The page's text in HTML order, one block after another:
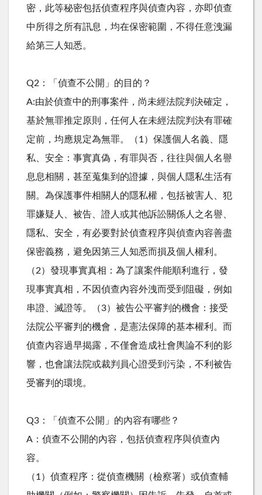
密，此等秘密包括偵查程序與偵查內容，亦即偵查
中所得之所有訊息，均在保密範圍，不得任意洩漏
給第三人知悉。
Q2：「偵查不公開」的目的？
A:由於偵查中的刑事案件，尚未經法院判決確定，
基於無罪推定原則，任何人在未經法院判決有罪確
定前，均應規定為無罪。（1）保護個人名義、隱
私、安全：事實真偽，有罪與否，往往與個人名譽
息息相關，甚至蒐集到的證據，與個人隱私生活有
關。為保護事件相關人的隱私權，包括被害人、犯
罪嫌疑人、被告、證人或其他訴訟關係人之名譽、
隱私、安全，有必要對於偵查程序與偵查內容善盡
保密義務，避免因第三人知悉而損及個人權利。
（2）發現事實真相：為了讓案件能順利進行，發
現事實真相，不因偵查內容外洩而受到阻礙，例如
串證、滅證等。（3）被告公平審判的機會：接受
法院公平審判的機會，是憲法保障的基本權利。而
偵查內容過早揭露，不僅會造成社會輿論不利的影
響，也會讓法院或裁判員心證受到污染，不利被告
受審判的環境。
Q3：「偵查不公開」的內容有哪些？
A：偵查不公開的內容，包括偵查程序與偵查內
容。
（1）偵查程序：從偵查機關（檢察署）或偵查輔